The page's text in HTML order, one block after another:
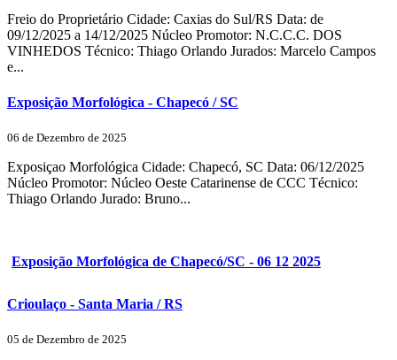
Freio do Proprietário Cidade: Caxias do Sul/RS Data: de
09/12/2025 a 14/12/2025 Núcleo Promotor: N.C.C.C. DOS
VINHEDOS Técnico: Thiago Orlando Jurados: Marcelo Campos
e...
Exposição Morfológica - Chapecó / SC
06 de Dezembro de 2025
Exposiçao Morfológica Cidade: Chapecó, SC Data: 06/12/2025
Núcleo Promotor: Núcleo Oeste Catarinense de CCC Técnico:
Thiago Orlando Jurado: Bruno...
Exposição Morfológica de Chapecó/SC - 06 12 2025
Crioulaço - Santa Maria / RS
05 de Dezembro de 2025